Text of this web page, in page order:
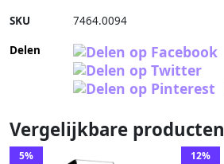
SKU 7464.0094
Delen
Vergelijkbare producten
5% 12%